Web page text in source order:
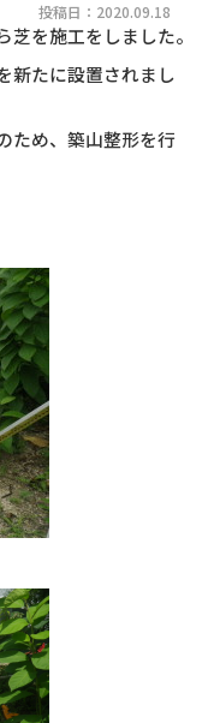
投稿日：2020.09.18
を施工をしました。
新たに設置されまし
ため、築山整形を行